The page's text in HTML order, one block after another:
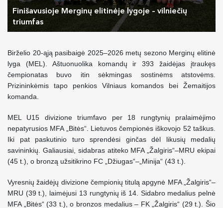
Finišavusioje Merginų elitinėje lygoje – vilniečių
triumfas
Birželio 20-ąją pasibaigė 2025–2026 metų sezono Merginų elitinė
lyga (MEL). Aštuonuolika komandų ir 393 žaidėjas įtraukęs
čempionatas buvo itin sėkmingas sostinėms atstovėms.
Prizininkėmis tapo penkios Vilniaus komandos bei Žemaitijos
komanda.
MEL U15 divizione triumfavo per 18 rungtynių pralaimėjimo
nepatyrusios MFA „Bitės“. Lietuvos čempionės iškovojo 52 taškus.
Iki pat paskutinio turo sprendėsi ginčas dėl likusių medalių
savininkių. Galiausiai, sidabras atiteko MFA „Žalgiris“–MRU ekipai
(45 t.), o bronzą užsitikrino FC „Džiugas“–„Minija“ (43 t.).
Vyresnių žaidėjų divizione čempionių titulą apgynė MFA „Žalgiris“–
MRU (39 t.), laimėjusi 13 rungtynių iš 14. Sidabro medalius pelnė
MFA „Bitės“ (33 t.), o bronzos medalius – FK „Žalgiris“ (29 t.). Šio